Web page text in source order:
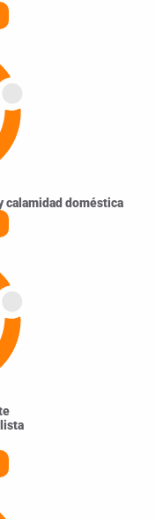
calamidad doméstica